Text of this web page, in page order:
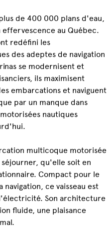
de 400 000 plans d'eau,
au Québec.
redéfini les
des adeptes de navigation
se modernisent et
ils maximisent
embarcations et naviguent
par un manque dans
nautiques
multicoque motorisée
qu'elle soit en
Compact pour le
ce vaisseau est
Son architecture
fluide, une plaisance